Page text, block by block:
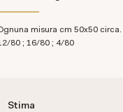
datate e numerate
80 ; 16/80 ; 4/80
Stima